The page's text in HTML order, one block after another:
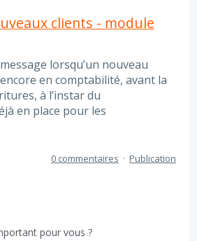
clients - module
lorsqu’un nouveau
en comptabilité, avant la
à l’instar du
en place pour les
0 commentaires · Publication
pour vous ?